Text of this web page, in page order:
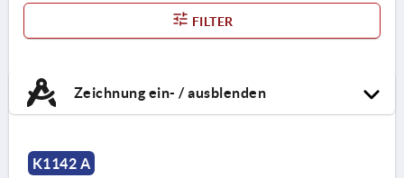
FILTER
Zeichnung ein- / ausblenden
K1142 A